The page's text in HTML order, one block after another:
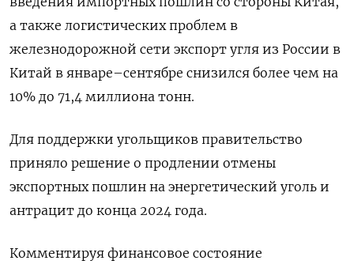
а также логистических проблем в
железнодорожной сети экспорт угля из России в
Китай в январе–сентябре снизился более чем на
10% до 71,4 миллиона тонн.
Для поддержки угольщиков правительство
приняло решение о продлении отмены
экспортных пошлин на энергетический уголь и
антрацит до конца 2024 года.
Комментируя финансовое состояние